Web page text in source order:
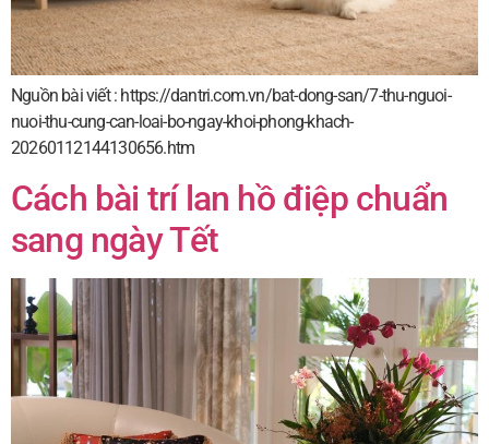
Nguồn bài viết : https://dantri.com.vn/bat-dong-san/7-thu-nguoi-
nuoi-thu-cung-can-loai-bo-ngay-khoi-phong-khach-
20260112144130656.htm
Cách bài trí lan hồ điệp chuẩn
sang ngày Tết